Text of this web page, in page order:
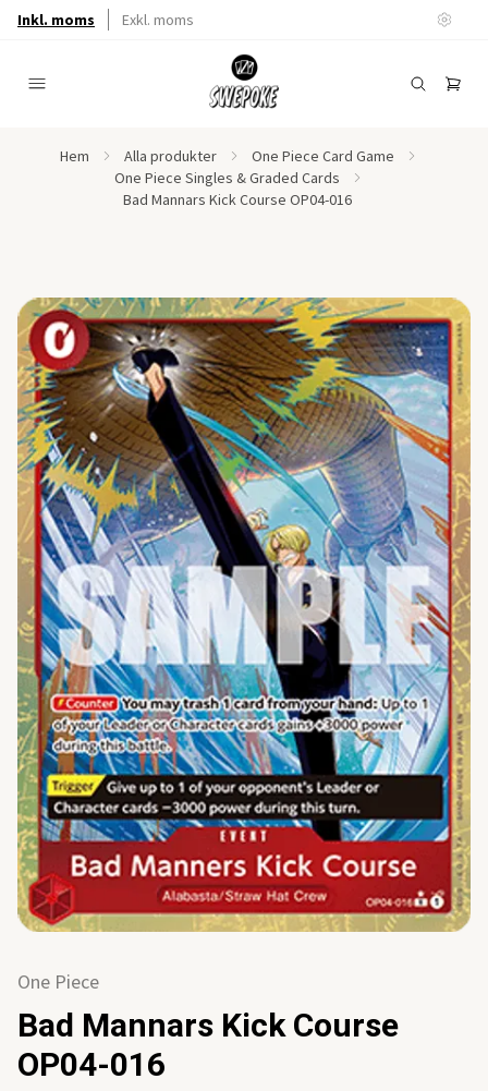
Inkl. moms Exkl. moms
Hem Alla produkter
One Piece Card Game
One Piece Singles & Graded Cards
Bad Mannars Kick Course OP04-016
One Piece
Bad Mannars Kick Course
OP04-016